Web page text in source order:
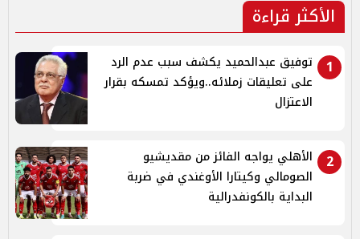
الأكثر قراءة
1
توفيق عبدالحميد يكشف سبب عدم الرد
على تعليقات زملائه..ويؤكد تمسكه بقرار
الاعتزال
2
الأهلي يواجه الفائز من مقديشيو
الصومالي وكيتارا الأوغندي في ضربة
البداية بالكونفدرالية